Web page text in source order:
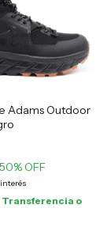
Adams Outdoor
50% OFF
Transferencia o